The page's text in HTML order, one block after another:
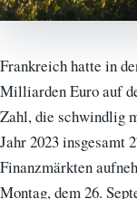
Frankreich hatte in
Milliarden Euro auf
Zahl, die schwindlig
Jahr 2023 insgesamt
Finanzmärkten
Montag, dem 26.